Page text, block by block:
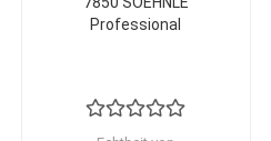
Professional